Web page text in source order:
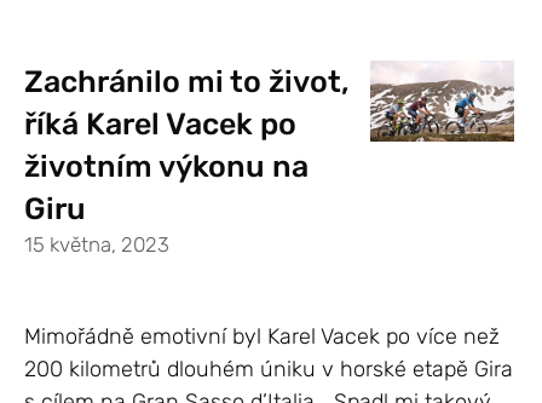
Zachránilo mi to život,
říká Karel Vacek po
životním výkonu na
Giru
15 května, 2023
Mimořádně emotivní byl Karel Vacek po více než
200 kilometrů dlouhém úniku v horské etapě Gira